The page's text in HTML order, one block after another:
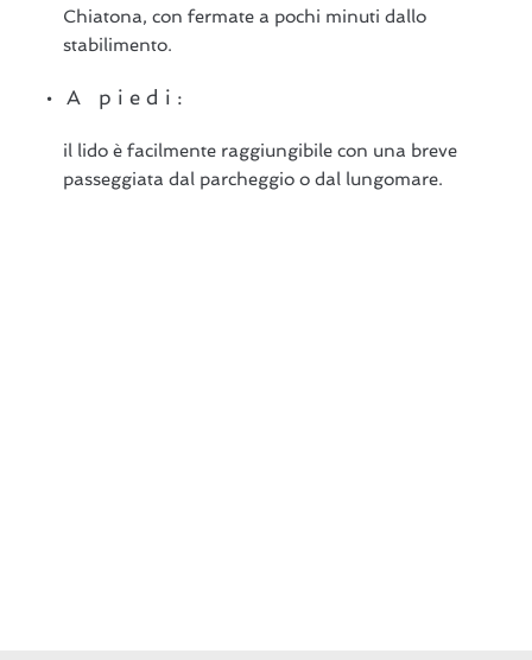
Chiatona, con fermate a pochi minuti dallo
stabilimento.
A piedi:
il lido è facilmente raggiungibile con una breve
passeggiata dal parcheggio o dal lungomare.